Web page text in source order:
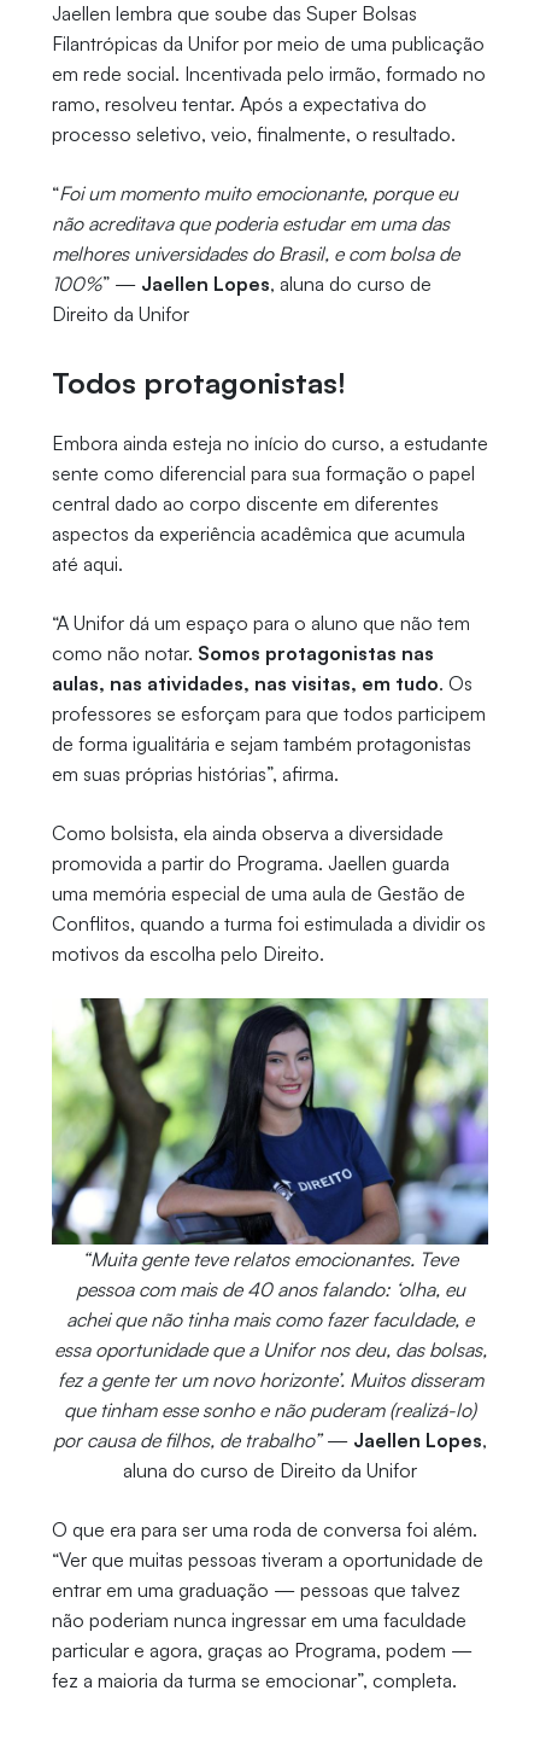
Jaellen lembra que soube das Super Bolsas
Filantrópicas da Unifor por meio de uma publicação
em rede social. Incentivada pelo irmão, formado no
ramo, resolveu tentar. Após a expectativa do
processo seletivo, veio, finalmente, o resultado.
“Foi um momento muito emocionante, porque eu
não acreditava que poderia estudar em uma das
melhores universidades do Brasil, e com bolsa de
100%” — Jaellen Lopes, aluna do curso de
Direito da Unifor
Todos protagonistas!
Embora ainda esteja no início do curso, a estudante
sente como diferencial para sua formação o papel
central dado ao corpo discente em diferentes
aspectos da experiência acadêmica que acumula
até aqui.
“A Unifor dá um espaço para o aluno que não tem
como não notar. Somos protagonistas nas
aulas, nas atividades, nas visitas, em tudo. Os
professores se esforçam para que todos participem
de forma igualitária e sejam também protagonistas
em suas próprias histórias”, afirma.
Como bolsista, ela ainda observa a diversidade
promovida a partir do Programa. Jaellen guarda
uma memória especial de uma aula de Gestão de
Conflitos, quando a turma foi estimulada a dividir os
motivos da escolha pelo Direito.
“Muita gente teve relatos emocionantes. Teve
pessoa com mais de 40 anos falando: ‘olha, eu
achei que não tinha mais como fazer faculdade, e
essa oportunidade que a Unifor nos deu, das bolsas,
fez a gente ter um novo horizonte’. Muitos disseram
que tinham esse sonho e não puderam (realizá-lo)
por causa de filhos, de trabalho”— Jaellen Lopes,
aluna do curso de Direito da Unifor
O que era para ser uma roda de conversa foi além.
“Ver que muitas pessoas tiveram a oportunidade de
entrar em uma graduação — pessoas que talvez
não poderiam nunca ingressar em uma faculdade
particular e agora, graças ao Programa, podem —
fez a maioria da turma se emocionar”, completa.